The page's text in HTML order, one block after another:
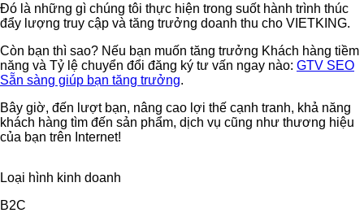
Đó là những gì chúng tôi thực hiện trong suốt hành trình thúc
đẩy lượng truy cập và tăng trưởng doanh thu cho VIETKING.
Còn bạn thì sao? Nếu bạn muốn tăng trưởng Khách hàng tiềm
năng và Tỷ lệ chuyển đổi đăng ký tư vấn ngay nào: GTV SEO
Sẵn sàng giúp bạn tăng trưởng.
Bây giờ, đến lượt bạn, nâng cao lợi thế cạnh tranh, khả năng
khách hàng tìm đến sản phẩm, dịch vụ cũng như thương hiệu
của bạn trên Internet!
Loại hình kinh doanh
B2C